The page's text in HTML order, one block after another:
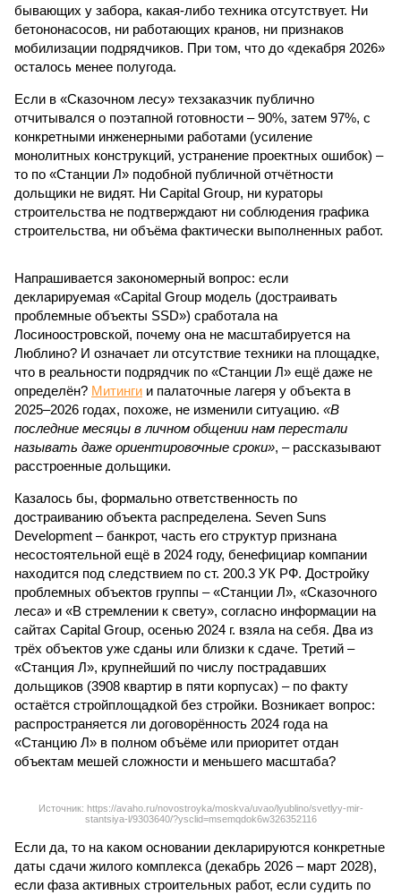
бывающих у забора, какая-либо техника отсутствует. Ни
бетононасосов, ни работающих кранов, ни признаков
мобилизации подрядчиков. При том, что до «декабря 2026»
осталось менее полугода.
Если в «Сказочном лесу» техзаказчик публично
отчитывался о поэтапной готовности – 90%, затем 97%, с
конкретными инженерными работами (усиление
монолитных конструкций, устранение проектных ошибок) –
то по «Станции Л» подобной публичной отчётности
дольщики не видят. Ни Capital Group, ни кураторы
строительства не подтверждают ни соблюдения графика
строительства, ни объёма фактически выполненных работ.
Напрашивается закономерный вопрос: если
декларируемая «Capital Group модель (достраивать
проблемные объекты SSD») сработала на
Лосиноостровской, почему она не масштабируется на
Люблино? И означает ли отсутствие техники на площадке,
что в реальности подрядчик по «Станции Л» ещё даже не
определён? Митинги и палаточные лагеря у объекта в
2025–2026 годах, похоже, не изменили ситуацию. «В
последние месяцы в личном общении нам перестали
называть даже ориентировочные сроки», – рассказывают
расстроенные дольщики.
Казалось бы, формально ответственность по
достраиванию объекта распределена. Seven Suns
Development – банкрот, часть его структур признана
несостоятельной ещё в 2024 году, бенефициар компании
находится под следствием по ст. 200.3 УК РФ. Достройку
проблемных объектов группы – «Станции Л», «Сказочного
леса» и «В стремлении к свету», согласно информации на
сайтах Capital Group, осенью 2024 г. взяла на себя. Два из
трёх объектов уже сданы или близки к сдаче. Третий –
«Станция Л», крупнейший по числу пострадавших
дольщиков (3908 квартир в пяти корпусах) – по факту
остаётся стройплощадкой без стройки. Возникает вопрос:
распространяется ли договорённость 2024 года на
«Станцию Л» в полном объёме или приоритет отдан
объектам мешей сложности и меньшего масштаба?
Источник: https://avaho.ru/novostroyka/moskva/uvao/lyublino/svetlyy-mir-
stantsiya-l/9303640/?ysclid=msemqdok6w326352116
Если да, то на каком основании декларируются конкретные
даты сдачи жилого комплекса (декабрь 2026 – март 2028),
если фаза активных строительных работ, если судить по